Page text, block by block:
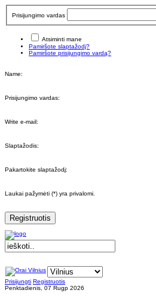
Prisijungimo vardas
Atsiminti mane
Pamiršote slaptažodį?
Pamiršote prisijungimo vardą?
Name:
Prisijungimo vardas:
Write e-mail:
Slaptažodis:
Pakartokite slaptažodį:
Laukai pažymėti (*) yra privalomi.
Registruotis
Prisijungti Registruotis
Penktadienis, 07 Rugp 2026